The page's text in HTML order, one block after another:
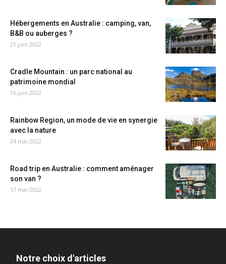
Hébergements en Australie : camping, van,
B&B ou auberges ?
21 juin 2022
Cradle Mountain : un parc national au
patrimoine mondial
16 juin 2022
Rainbow Region, un mode de vie en synergie
avec la nature
24 mai 2022
Road trip en Australie : comment aménager
son van ?
17 mai 2022
Notre choix d'articles